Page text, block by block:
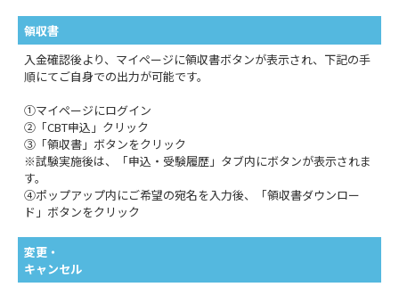
領収書
入金確認後より、マイページに領収書ボタンが表示され、下記の手
順にてご自身での出力が可能です。
①マイページにログイン
②「CBT申込」クリック
③「領収書」ボタンをクリック
※試験実施後は、「申込・受験履歴」タブ内にボタンが表示されま
す。
④ポップアップ内にご希望の宛名を入力後、「領収書ダウンロー
ド」ボタンをクリック
変更・
キャンセル